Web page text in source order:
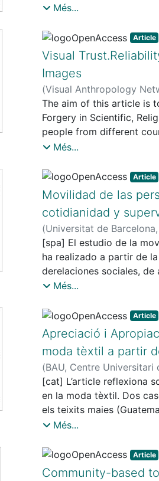
to scholars from other
will therefore begin by
of impurity is primarily a
observation of
designate an ontology in
and thoughts) and at the
symbolism, a proposal
become a tool of social
effective language
Més...
Article
Visual
Images
(Visual Anthropology
(Canals Vilageliu)
The aim of this article is
Forgery in Scientific,
people from different
and distrust, and how
ethnographic
goal is elaborate,
Més...
Article
Movilidad de las
cotidianidad y
(Universitat de Barcelona,
[spa] El estudio de la
ha realizado a partir de
derelaciones sociales,
etnográfico con
(in)movilidad y
personas en situación
por susexpectativas de
Més...
Article
Apreciació i
moda tèxtil a partir
(BAU, Centre
Gemma
[cat] L’article reflexiona
en la moda tèxtil. Dos
els teixits maies
creacions col·lectives
la creativitat,
dinàmic, mediat per la
Més...
Article
Community-based